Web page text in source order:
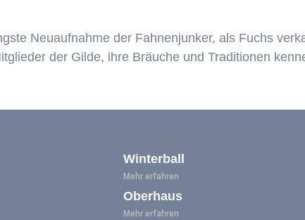
Neuaufnahme der Fahnenjunker, als Fuchs
der Gilde, ihre Bräuche und Traditionen
Winterball
Mehr erfahren
Oberhaus
Mehr erfahren